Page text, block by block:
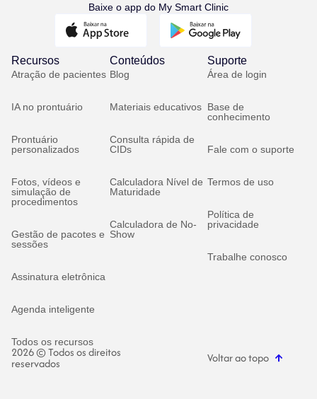
Baixe o app do My Smart Clinic
Recursos
Atração de pacientes
IA no prontuário
Prontuário
personalizados
Fotos, vídeos e
simulação de
procedimentos
Gestão de pacotes e
sessões
Assinatura eletrônica
Agenda inteligente
Todos os recursos
Conteúdos
Blog
Materiais educativos
Consulta rápida de
CIDs
Calculadora Nível de
Maturidade
Calculadora de No-
Show
Suporte
Área de login
Base de
conhecimento
Fale com o suporte
Termos de uso
Política de
privacidade
Trabalhe conosco
2026 © Todos os direitos
reservados Voltar ao topo